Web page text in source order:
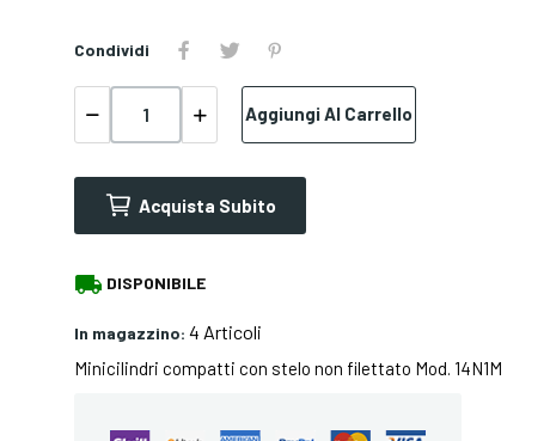
Condividi
Aggiungi Al Carrello
Acquista Subito
local_shipping DISPONIBILE
In magazzino: 4 Articoli
Minicilindri compatti con stelo non filettato Mod. 14N1M